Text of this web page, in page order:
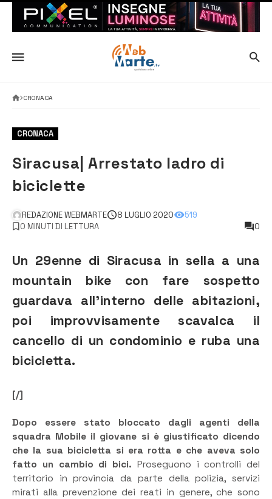
CRONACA
CRONACA
Siracusa| Arrestato ladro di
biciclette
REDAZIONE WEBMARTE 8 LUGLIO 2020
519
0 MINUTI DI LETTURA
0
Un 29enne di Siracusa in sella a una
mountain bike con fare sospetto
guardava all’interno delle abitazioni,
poi improvvisamente scavalca il
cancello di un condominio e ruba una
bicicletta.
[/]
Dopo essere stato bloccato dagli agenti della
squadra Mobile il giovane si è giustificato dicendo
che la sua bicicletta si era rotta e che aveva solo
fatto un cambio di bici. Proseguono i controlli del
territorio in provincia da parte della polizia, servizi
mirati alla prevenzione dei reati in genere, che sono